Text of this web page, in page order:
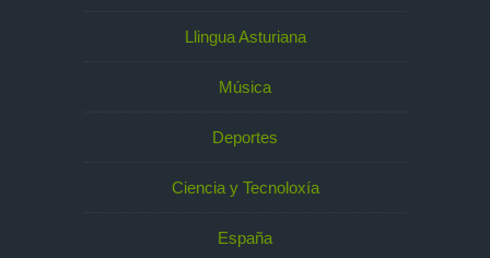
Llingua Asturiana
Música
Deportes
Ciencia y Tecnoloxía
España